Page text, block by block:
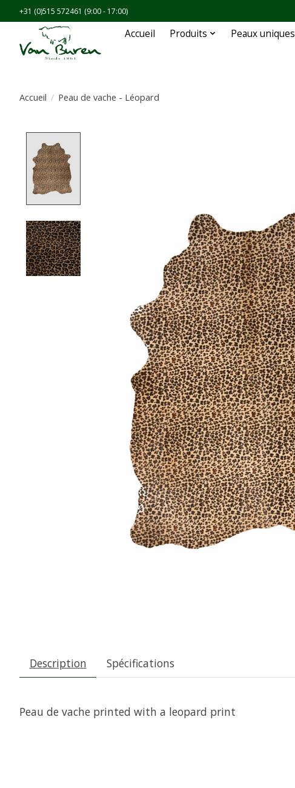
+31 (0)515 572461 (9:00 - 17:00)
Accueil Produits Peaux uniques
Accueil / Peau de vache - Léopard
Description Spécifications
Peau de vache printed with a leopard print